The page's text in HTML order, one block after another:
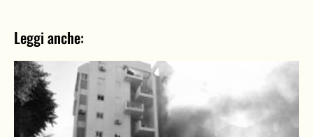
Leggi anche: